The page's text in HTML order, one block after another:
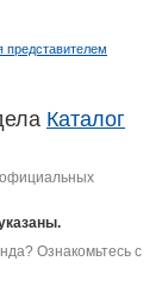
представителем
Каталог
Ознакомьтесь с